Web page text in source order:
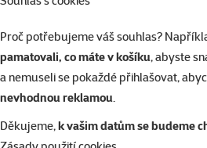
Proč potřebujeme váš souhlas?
pamatovali, co máte v košíku, abyste
a nemuseli se pokaždé přihlašovat,
nevhodnou reklamou.
Děkujeme,k vašim datům se budeme
Proteiny: 23%, vlhkost 8%, tuky 14%,
0.92%, omega-6 mastné kyseliny
vitamín D3 1338 m.j./ kg, vitamín E
betakaroten 4,4 mg / kg.
Množství vitamínů je zaručeno
Nová